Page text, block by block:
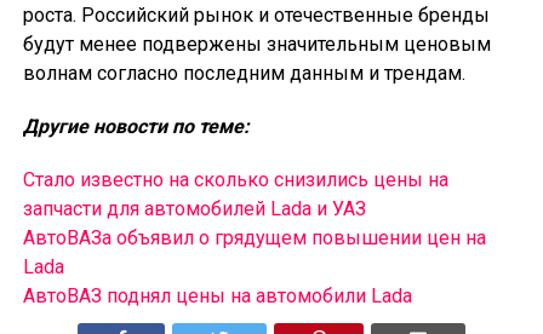
роста. Российский рынок и отечественные бренды
будут менее подвержены значительным ценовым
волнам согласно последним данным и трендам.
Другие новости по теме:
Стало известно на сколько снизились цены на
запчасти для автомобилей Lada и УАЗ
АвтоВАЗа объявил о грядущем повышении цен на
Lada
АвтоВАЗ поднял цены на автомобили Lada